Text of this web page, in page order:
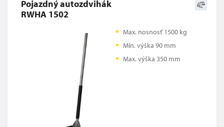
Pojazdný autozdvihák
RWHA 1502
Max. nosnosť 1500 kg
Min. výška 90 mm
Max. výška 350 mm